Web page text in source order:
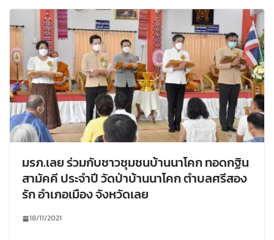
มรภ.เลย ร่วมกับชาวชุมชนบ้านนาโคก ทอดกฐิน
สามัคคี ประจำปี วัดป่าบ้านนาโคก ตำบลศรีสอง
รัก อำเภอเมือง จังหวัดเลย
18/11/2021